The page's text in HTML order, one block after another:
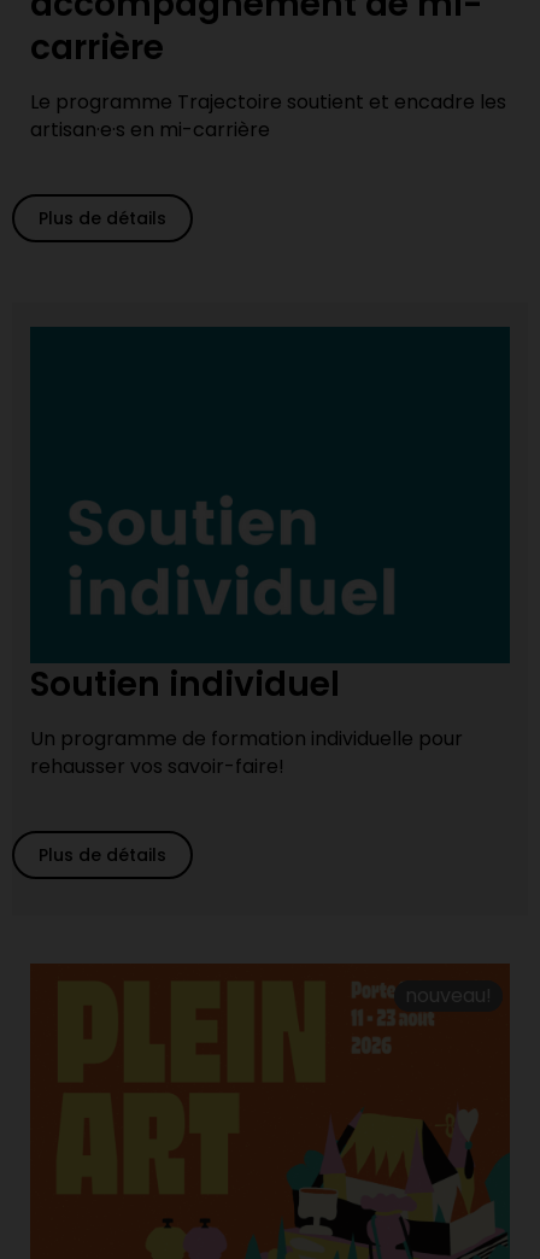
carrière
Le programme Trajectoire soutient et encadre les
artisan·e·s en mi-carrière
Plus de détails
Soutien individuel
Un programme de formation individuelle pour
rehausser vos savoir-faire!
Plus de détails
nouveau!
nouveau!